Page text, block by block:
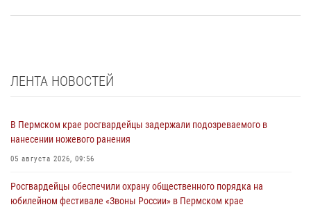
ЛЕНТА НОВОСТЕЙ
В Пермском крае росгвардейцы задержали подозреваемого в
нанесении ножевого ранения
05 августа 2026, 09:56
Росгвардейцы обеспечили охрану общественного порядка на
юбилейном фестивале «Звоны России» в Пермском крае